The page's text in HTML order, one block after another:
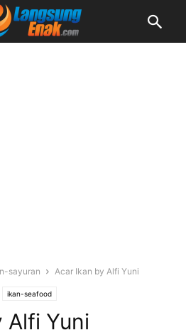
sayuran Acar Ikan by Alfi Yuni
ikan-seafood
Alfi Yuni